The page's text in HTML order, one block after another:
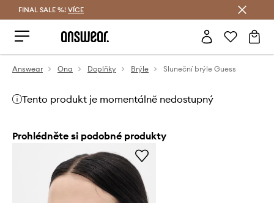
FINAL SALE %! VÍCE
Answear Ona Doplňky Brýle Sluneční brýle Guess
Tento produkt je momentálně nedostupný
Prohlédněte si podobné produkty